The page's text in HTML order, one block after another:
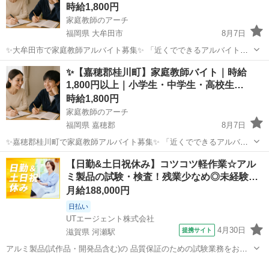
時給1,800円
家庭教師のアーチ
福岡県 大牟田市
8月7日
✨大牟田市で家庭教師アルバイト募集✨ 「近くでできるアルバイトを
探している」 「大牟田市で家庭教師の仕事に興味がある」 「子どもの
学習をしっかりサポートしたい」 そんな方におすすめの家庭教師バイ
トです。 ...
福岡 大牟田市 家庭教師 時給
✨【嘉穂郡桂川町】家庭教師バイト｜時給
1,800円以上｜小学生・中学生・高校生…
時給1,800円
家庭教師のアーチ
福岡県 嘉穂郡
8月7日
✨嘉穂郡桂川町で家庭教師アルバイト募集✨ 「近くでできるアルバイ
トを探している」 「桂川町で家庭教師の仕事に興味がある」 「子ども
の学習をじっくりサポートしたい」 そんな方におすすめの家庭教師バ
イトです。 ...
福岡 嘉穂郡 家庭教師 時給
【日勤&土日祝休み】コツコツ軽作業☆アル
ミ製品の試験・検査！残業少なめ◎未経験…
月給188,000円
日払い
UTエージェント株式会社
滋賀県 河瀬駅
提携サイト 4月30日
アルミ製品(試作品・開発品含む)の 品質保証のための試験業務をお任